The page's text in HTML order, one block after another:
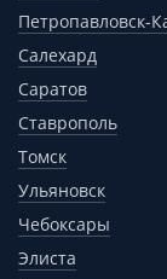
Петропавловск-
Салехард
Саратов
Ставрополь
Томск
Ульяновск
Чебоксары
Элиста